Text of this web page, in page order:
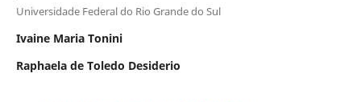
Universidade Federal do Rio Grande do Sul
Ivaine Maria Tonini
Raphaela de Toledo Desiderio